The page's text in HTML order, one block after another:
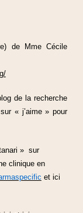
de Mme Cécile
de la recherche
« j’aime » pour
» sur
clinique en
et ici